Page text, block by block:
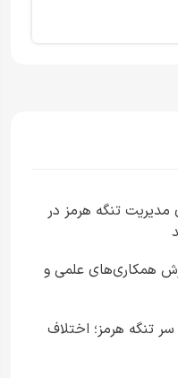
تنگه هرمز در
همکاری‌های علمی و
سر تنگه هرمز؛ اختلاف